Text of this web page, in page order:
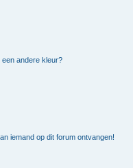
andere kleur?
iemand op dit forum ontvangen!